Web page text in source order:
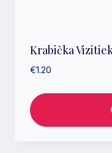
Krabička
€1.20